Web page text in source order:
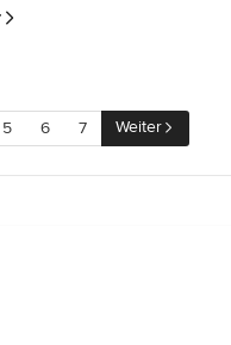
5 6 7 Weiter